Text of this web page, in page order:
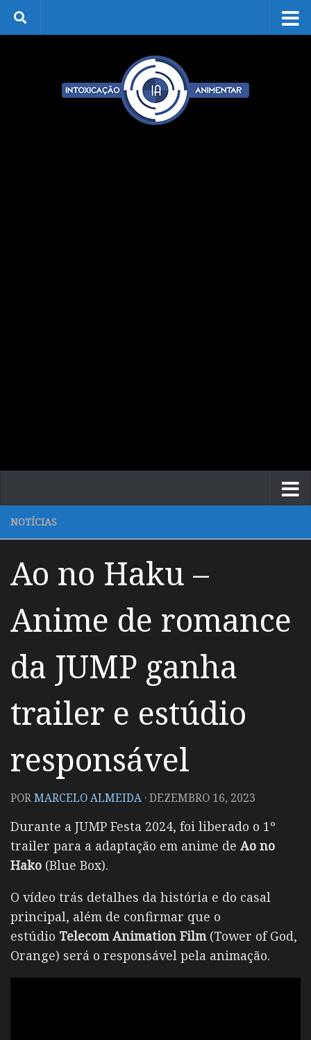
Skip to content
NOTÍCIAS
Ao no Haku –
Anime de romance
da JUMP ganha
trailer e estúdio
responsável
PORMARCELO ALMEIDA ·DEZEMBRO 16, 2023
Durante a JUMP Festa 2024, foi liberado o 1º
trailer para a adaptação em anime de Ao no
Hako (Blue Box).
O vídeo trás detalhes da história e do casal
principal, além de confirmar que o
estúdio Telecom Animation Film(Tower of God,
Orange) será o responsável pela animação.